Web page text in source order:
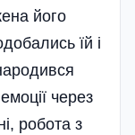
його
їй і
через
робота з